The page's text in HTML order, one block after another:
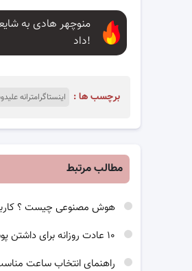
منوچهر هادی به
داد!
برچسب ها : اینستاگرامترانه
مطالب مرتبط
هوش مصنوعی چیست ؟
راهنمای انتخاب ساعت